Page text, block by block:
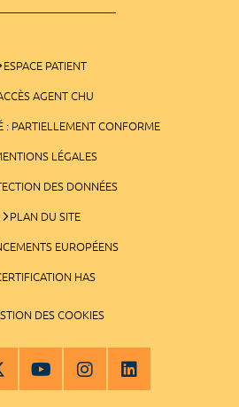
ESPACE PATIENT
AGENT CHU
: PARTIELLEMENT CONFORME
LÉGALES
DES DONNÉES
PLAN DU SITE
EUROPÉENS
HAS
DES COOKIES